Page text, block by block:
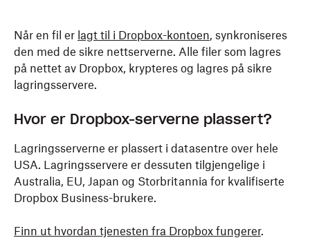
Når en fil er lagt til i Dropbox-kontoen, synkroniseres
den med de sikre nettserverne. Alle filer som lagres
på nettet av Dropbox, krypteres og lagres på sikre
lagringsservere.
Hvor er Dropbox-serverne plassert?
Lagringsserverne er plassert i datasentre over hele
USA. Lagringsservere er dessuten tilgjengelige i
Australia, EU, Japan og Storbritannia for kvalifiserte
Dropbox Business-brukere.
Finn ut hvordan tjenesten fra Dropbox fungerer.